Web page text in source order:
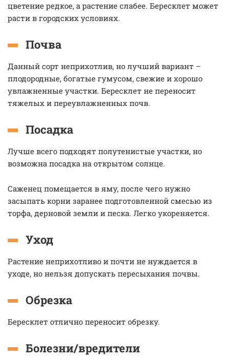
цветение редкое, а растение слабее. Бересклет может
расти в городских условиях.
Почва
Данный сорт неприхотлив, но лучший вариант –
плодородные, богатые гумусом, свежие и хорошо
увлажненные участки. Бересклет не переносит
тяжелых и переувлажненных почв.
Посадка
Лучше всего подходят полутенистые участки, но
возможна посадка на открытом солнце.
Саженец помещается в яму, после чего нужно
засыпать корни заранее подготовленной смесью из
торфа, дерновой земли и песка. Легко укореняется.
Уход
Растение неприхотливо и почти не нуждается в
уходе, но нельзя допускать пересыхания почвы.
Обрезка
Бересклет отлично переносит обрезку.
Болезни/вредители